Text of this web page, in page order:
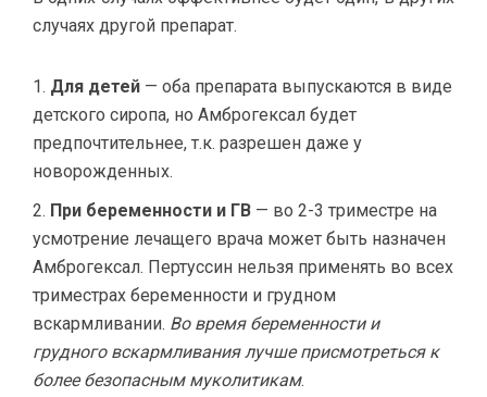
случаях другой препарат.
Для детей — оба препарата выпускаются в виде
детского сиропа, но Амброгексал будет
предпочтительнее, т.к. разрешен даже у
новорожденных.
При беременности и ГВ — во 2-3 триместре на
усмотрение лечащего врача может быть назначен
Амброгексал. Пертуссин нельзя применять во всех
триместрах беременности и грудном
вскармливании. Во время беременности и
грудного вскармливания лучше присмотреться к
более безопасным муколитикам.